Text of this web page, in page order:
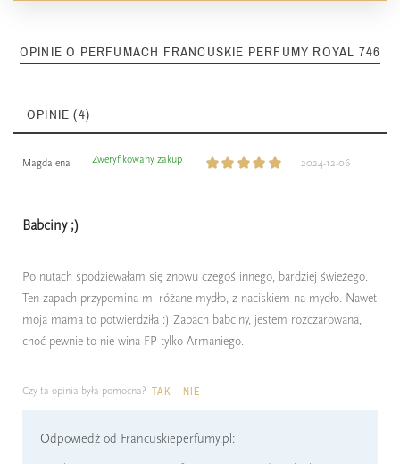
OPINIE O PERFUMACH FRANCUSKIE PERFUMY ROYAL 746
OPINIE (4)
Magdalena Zweryfikowany zakup 2024-12-06
Babciny ;)
Po nutach spodziewałam się znowu czegoś innego, bardziej świeżego.
Ten zapach przypomina mi różane mydło, z naciskiem na mydło. Nawet
moja mama to potwierdziła :) Zapach babciny, jestem rozczarowana,
choć pewnie to nie wina FP tylko Armaniego.
Czy ta opinia była pomocna? TAK NIE
Odpowiedź od Francuskieperfumy.pl: